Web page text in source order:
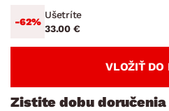
-62%
Ušetríte
33.00 €
VLOŽIŤ DO
Zistite dobu